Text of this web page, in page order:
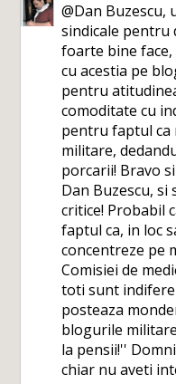
@Dan Buzescu,
sindicale
foarte bine
cu acestia pe
pentru
comoditate cu
pentru faptul ca
militare,
porcarii! Bravo
Dan Buzescu,
critice! Probabil
faptul ca, in loc
concentreze pe
Comisiei de
toti sunt
posteaza
blogurile
la pensii!''
chiar nu aveti